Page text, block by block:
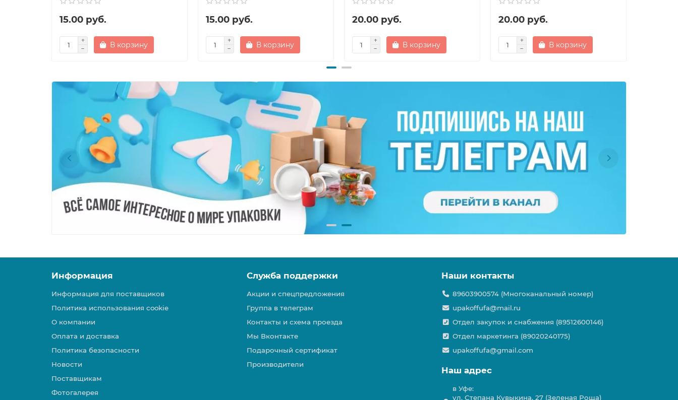
15.00 руб.
В корзину
15.00 руб.
В корзину
20.00 руб.
В корзину
20.00 руб.
В корзину
Информация
Информация для поставщиков
Политика использования cookie
О компании
Оплата и доставка
Политика безопасности
Новости
Поставщикам
Фотогалерея
Служба поддержки
Акции и спецпредложения
Группа в телеграм
Контакты и схема проезда
Мы Вконтакте
Подарочный сертификат
Производители
Наши контакты
89603900574 (Многоканальный номер)
upakoffufa@mail.ru
Отдел закупок и снабжения (89512600146)
Отдел маркетинга (89020240175)
upakoffufa@gmail.com
Наш адрес
в Уфе:
ул. Степана Кувыкина, 27 (Зеленая Роща)